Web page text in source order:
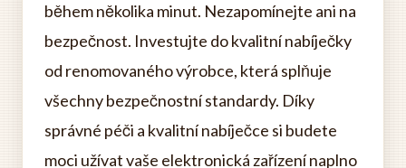
během několika minut. Nezapomínejte ani na
bezpečnost. Investujte do kvalitní nabíječky
od renomovaného výrobce, která splňuje
všechny bezpečnostní standardy. Díky
správné péči a kvalitní nabíječce si budete
moci užívat vaše elektronická zařízení naplno